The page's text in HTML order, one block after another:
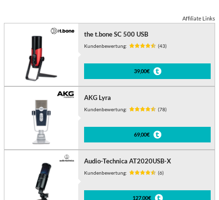
Affiliate Links
the t.bone SC 500 USB
Kundenbewertung: (43)
39,00€
AKG Lyra
Kundenbewertung: (78)
69,00€
Audio-Technica AT2020USB-X
Kundenbewertung: (6)
127,00€